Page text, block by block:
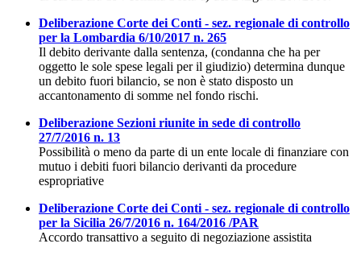
Deliberazione Corte dei Conti - sez. regionale di controllo
per la Lombardia 6/10/2017 n. 265
Il debito derivante dalla sentenza, (condanna che ha per
oggetto le sole spese legali per il giudizio) determina dunque
un debito fuori bilancio, se non è stato disposto un
accantonamento di somme nel fondo rischi.
Deliberazione Sezioni riunite in sede di controllo
27/7/2016 n. 13
Possibilità o meno da parte di un ente locale di finanziare con
mutuo i debiti fuori bilancio derivanti da procedure
espropriative
Deliberazione Corte dei Conti - sez. regionale di controllo
per la Sicilia 26/7/2016 n. 164/2016 /PAR
Accordo transattivo a seguito di negoziazione assistita